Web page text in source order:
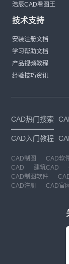
浩辰CAD看图王
技术支持
安装注册文档
学习帮助文档
产品视频教程
经验技巧资讯
CAD热门搜索
CAD入门教程
CAD制图 CAD软
CAD
建筑CAD
CAD制图软件
CAD注册
CAD官